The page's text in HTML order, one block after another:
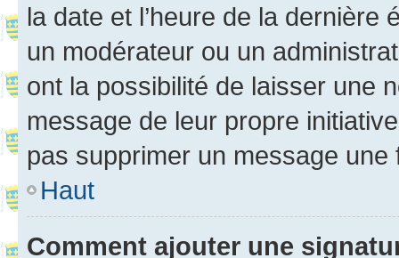
la date et l’heure de la dernière
un modérateur ou un
ont la possibilité de laisser une
message de leur propre
pas supprimer un message une
Haut
Comment ajouter une